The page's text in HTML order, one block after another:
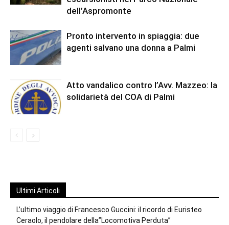
dell’Aspromonte
Pronto intervento in spiaggia: due
agenti salvano una donna a Palmi
Atto vandalico contro l’Avv. Mazzeo: la
solidarietà del COA di Palmi
Ultimi Articoli
L’ultimo viaggio di Francesco Guccini: il ricordo di Euristeo
Ceraolo, il pendolare della”Locomotiva Perduta”